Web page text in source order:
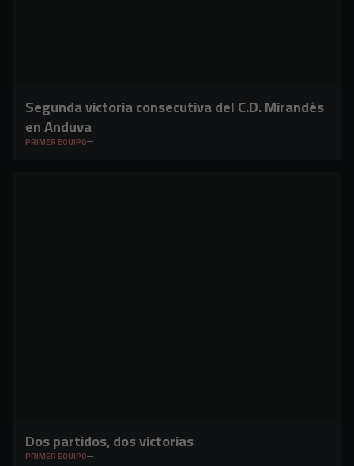
Segunda victoria consecutiva del C.D. Mirandés
en Anduva
PRIMER EQUIPO
Dos partidos, dos victorias
PRIMER EQUIPO